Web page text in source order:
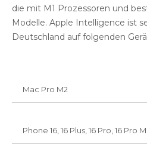
die mit M1 Prozessoren und
Modelle. Apple Intelligence ist
Deutschland auf folgenden
Mac Pro M2
Phone 16, 16 Plus, 16 Pro, 16 Pro